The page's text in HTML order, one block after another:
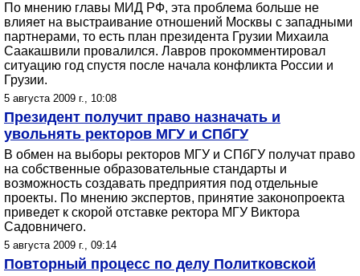
По мнению главы МИД РФ, эта проблема больше не
влияет на выстраивание отношений Москвы с западными
партнерами, то есть план президента Грузии Михаила
Саакашвили провалился. Лавров прокомментировал
ситуацию год спустя после начала конфликта России и
Грузии.
5 августа 2009 г., 10:08
Президент получит право назначать и
увольнять ректоров МГУ и СПбГУ
В обмен на выборы ректоров МГУ и СПбГУ получат право
на собственные образовательные стандарты и
возможность создавать предприятия под отдельные
проекты. По мнению экспертов, принятие законопроекта
приведет к скорой отставке ректора МГУ Виктора
Садовничего.
5 августа 2009 г., 09:14
Повторный процесс по делу Политковской